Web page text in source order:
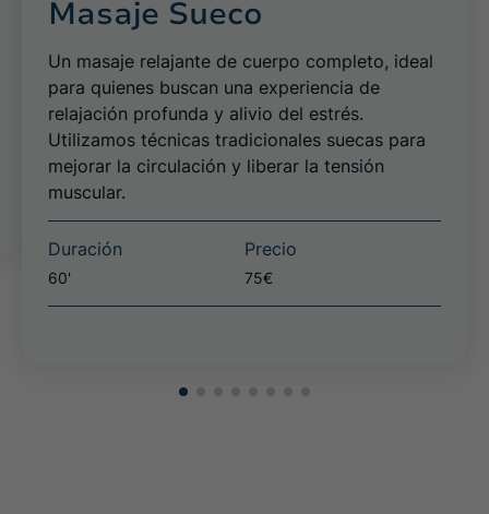
Masaje Sueco
Un masaje relajante de cuerpo completo, ideal
para quienes buscan una experiencia de
relajación profunda y alivio del estrés.
Utilizamos técnicas tradicionales suecas para
mejorar la circulación y liberar la tensión
muscular.
Duración
60'
Precio
75€